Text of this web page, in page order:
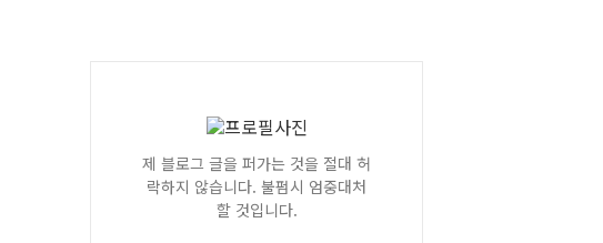
제 블로그 글을 퍼가는 것을 절대 허
락하지 않습니다. 불펌시 엄중대처
할 것입니다.